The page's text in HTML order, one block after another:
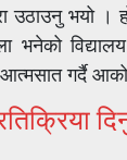
उठाउनु भयो ।
भनेको
गर्दै